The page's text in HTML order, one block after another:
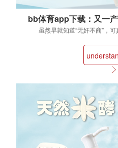
bb体育app下载：又一
敢卖40元还虚假
虽然早就知道“无奸不商”，